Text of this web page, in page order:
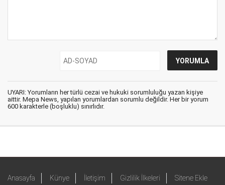
UYARI: Yorumların her türlü cezai ve hukuki sorumluluğu yazan kişiye
aittir. Mepa News, yapılan yorumlardan sorumlu değildir. Her bir yorum
600 karakterle (boşluklu) sınırlıdır.
Anasayfa Künye İletişim Gizlilik İlkeleri Sitene Ekle